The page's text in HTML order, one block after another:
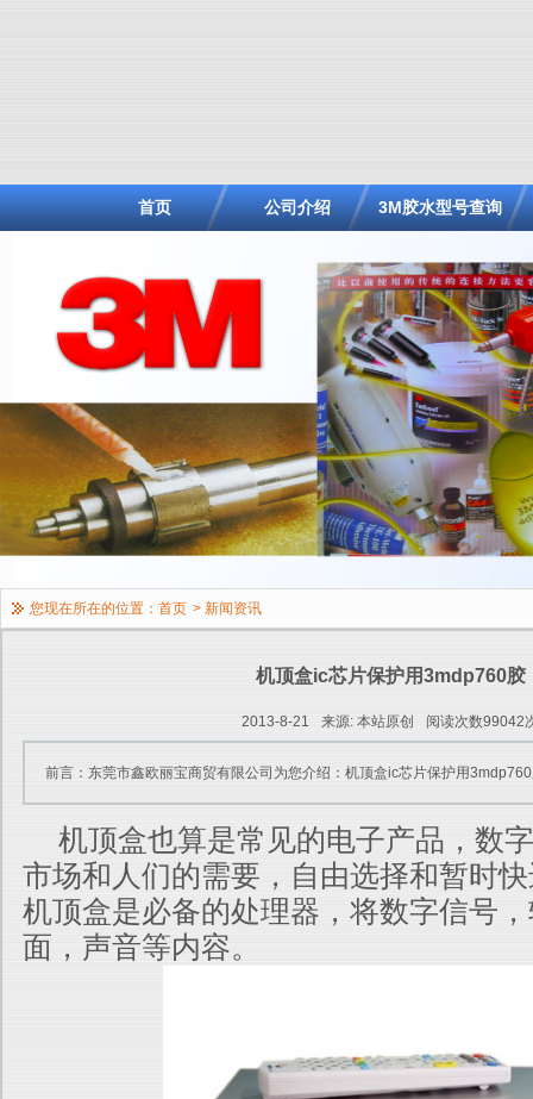
首页 公司介绍 3M胶水型号查询
您现在所在的位置： 首页 > 新闻资讯
机顶盒ic芯片保护用3mdp760胶
2013-8-21 来源: 本站原创 阅读次数99042
前言：东莞市鑫欧丽宝商贸有限公司为您介绍：机顶盒ic芯片保护用
机顶盒也算是常见的电子产品，数
市场和人们的需要，自由选择和暂时
机顶盒是必备的处理器，将数字信号
面，声音等内容。